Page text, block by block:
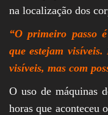
na localização dos
“O primeiro passo
que estejam
visíveis, mas com
O uso de máquinas
horas que aconteceu